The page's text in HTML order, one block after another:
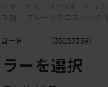
トチェア KJ-137PVM1T1U5
ス加工 プレーンクロスバック
ード （35053339）
ーを選択